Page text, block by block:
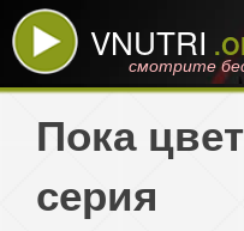
VNUTRI
смотрите
Пока
серия